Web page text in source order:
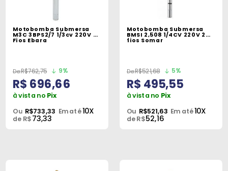
Iluminação
Materiais
Materiais
Elétricos
Materiais
Motobomba Submersa
M3C 3BPS2/7 1/3cv 220V 2
Fios Ebara
R$762,75 9%
R$ 696,66
à vista no Pix
Ou R$733,33 Em até10X
de R$73,33
Motobomba Submersa
BMSI 2,508 1/4CV 220V 2
fios Somar
R$521,68 5%
R$ 495,55
à vista no Pix
Ou R$521,63 Em até10X
de R$52,16